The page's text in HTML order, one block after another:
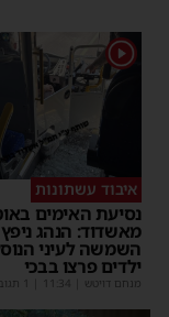
1
איבוד עשתונות
נסיעת האימים
מאשדוד: הנהג
השמשה לעיני
ילדים פרצו בבכי
מנחם דויטש 11:34